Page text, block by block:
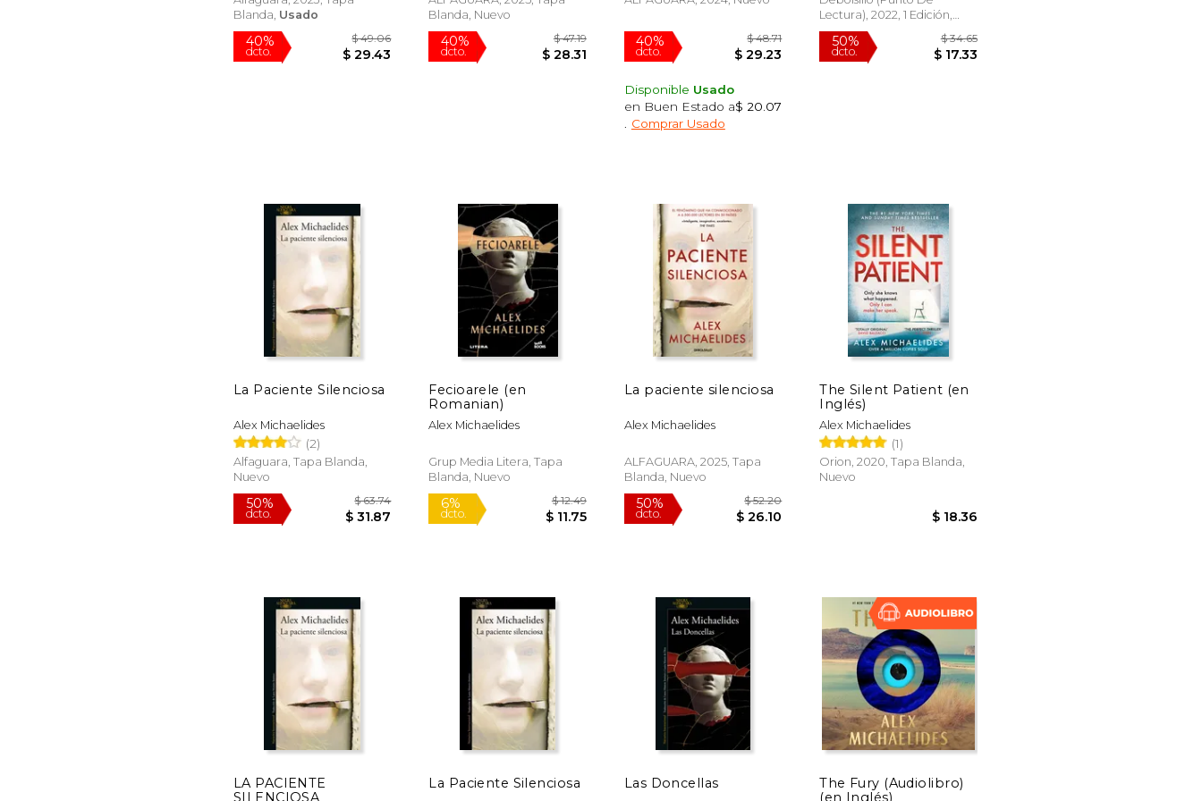
Blanda, Usado
40%
dcto.
Blanda, Nuevo
40%
dcto.
40%
dcto.
$ 48.71
$ 29.23
Disponible Usado
en Buen Estado a$ 20.07
Comprar Usado
Lectura), 2022, 1 Edición,
Tapa Blanda, Nuevo
50%
dcto.
La Paciente Silenciosa
Alex Michaelides
(2)
Alfaguara, Tapa Blanda,
Nuevo
Fecioarele (en
Romanian)
Alex Michaelides
Grup Media Litera, Tapa
Blanda, Nuevo
La paciente silenciosa
Alex Michaelides
ALFAGUARA, 2025, Tapa
Blanda, Nuevo
The Silent Patient (en
Inglés)
Alex Michaelides
(1)
Orion, 2020, Tapa Blanda,
Nuevo
LA PACIENTE
SILENCIOSA
La Paciente Silenciosa Las Doncellas
The Fury (Audiolibro)
(en Inglés)